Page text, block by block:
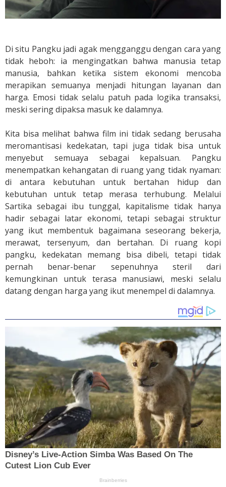
Di situ Pangku jadi agak mengganggu dengan cara yang
tidak heboh: ia mengingatkan bahwa manusia tetap
manusia, bahkan ketika sistem ekonomi mencoba
merapikan semuanya menjadi hitungan layanan dan
harga. Emosi tidak selalu patuh pada logika transaksi,
meski sering dipaksa masuk ke dalamnya.
Kita bisa melihat bahwa film ini tidak sedang berusaha
meromantisasi kedekatan, tapi juga tidak bisa untuk
menyebut semuaya sebagai kepalsuan. Pangku
menempatkan kehangatan di ruang yang tidak nyaman:
di antara kebutuhan untuk bertahan hidup dan
kebutuhan untuk tetap merasa terhubung. Melalui
Sartika sebagai ibu tunggal, kapitalisme tidak hanya
hadir sebagai latar ekonomi, tetapi sebagai struktur
yang ikut membentuk bagaimana seseorang bekerja,
merawat, tersenyum, dan bertahan. Di ruang kopi
pangku, kedekatan memang bisa dibeli, tetapi tidak
pernah benar-benar sepenuhnya steril dari
kemungkinan untuk terasa manusiawi, meski selalu
datang dengan harga yang ikut menempel di dalamnya.